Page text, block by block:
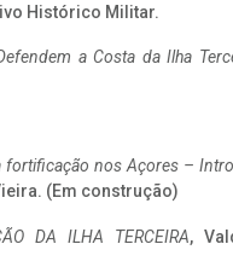
Histórico Militar.
a Costa da Ilha
fortificação nos Açores –
(Em construção)
DA ILHA TERCEIRA,